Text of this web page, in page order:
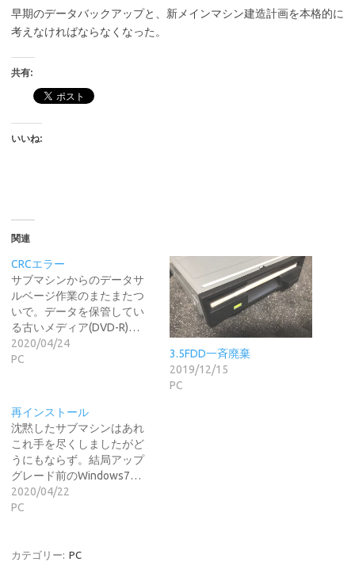
早期のデータバックアップと、新メインマシン建造計画を本格的に
考えなければならなくなった。
共有:
いいね:
関連
CRCエラー
サブマシンからのデータサ
ルベージ作業のまたまたつ
いで。データを保管してい
る古いメディア(DVD-R)…
2020/04/24
PC
3.5FDD一斉廃棄
2019/12/15
PC
再インストール
沈黙したサブマシンはあれ
これ手を尽くしましたがど
うにもならず。結局アップ
グレード前のWindows7…
2020/04/22
PC
カテゴリー: PC